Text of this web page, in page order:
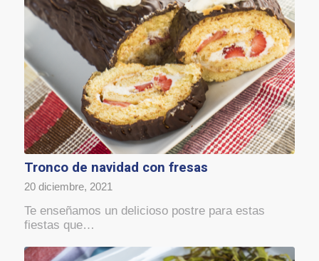
Tronco de navidad con fresas
20 diciembre, 2021
Te enseñamos un delicioso postre para estas
fiestas que…